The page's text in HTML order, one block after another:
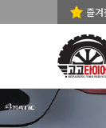
즐겨